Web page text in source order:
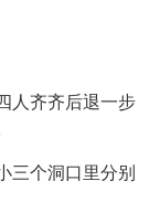
人齐齐后退一步
三个洞口里分别